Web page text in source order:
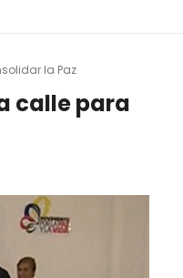
la Paz
calle para